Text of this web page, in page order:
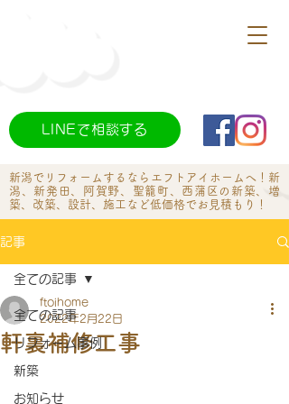
LINEで相談する
新潟でリフォームするならエフトアイホームへ​！新
潟、新発田、阿賀野、聖籠町、西蒲区の新築、増
築、改築、設計、施工など低価格でお見積もり！
記事
全ての記事
リフォーム事例
新築
お知らせ
全ての記事
軒裏補修工事
ftoihome
2022年2月22日